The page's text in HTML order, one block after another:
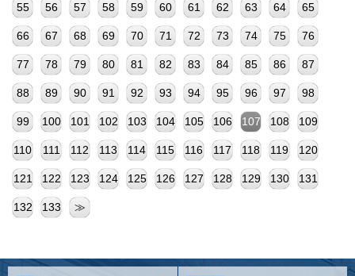
55 56 57 58 59 60 61 62 63 64 65
66 67 68 69 70 71 72 73 74 75 76
77 78 79 80 81 82 83 84 85 86 87
88 89 90 91 92 93 94 95 96 97 98
99 100 101 102 103 104 105 106 107 108 109
110 111 112 113 114 115 116 117 118 119 120
121 122 123 124 125 126 127 128 129 130 131
132 133 ≫